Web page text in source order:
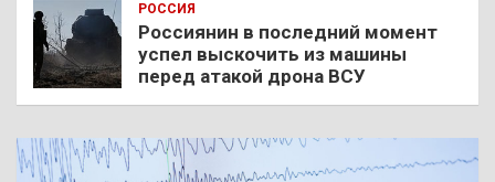
РОССИЯ
Россиянин в последний момент
успел выскочить из машины
перед атакой дрона ВСУ